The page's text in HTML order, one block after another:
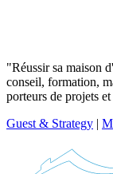
"Réussir sa maison
conseil, formation,
porteurs de projets
Guest & Strategy |